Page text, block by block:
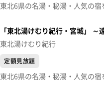
「東北湯けむり紀行・宮城」
東北湯けむり紀行
定額見放題